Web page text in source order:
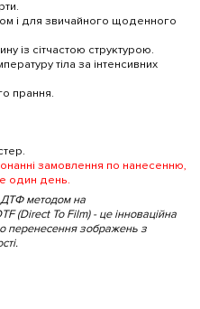
і для звичайного щоденного
із сітчастою структурою.
тіла за інтенсивних
прання.
замовлення по нанесенню,
один день.
ДТФ методом на
(Direct To Film) - це інноваційна
перенесення зображень з